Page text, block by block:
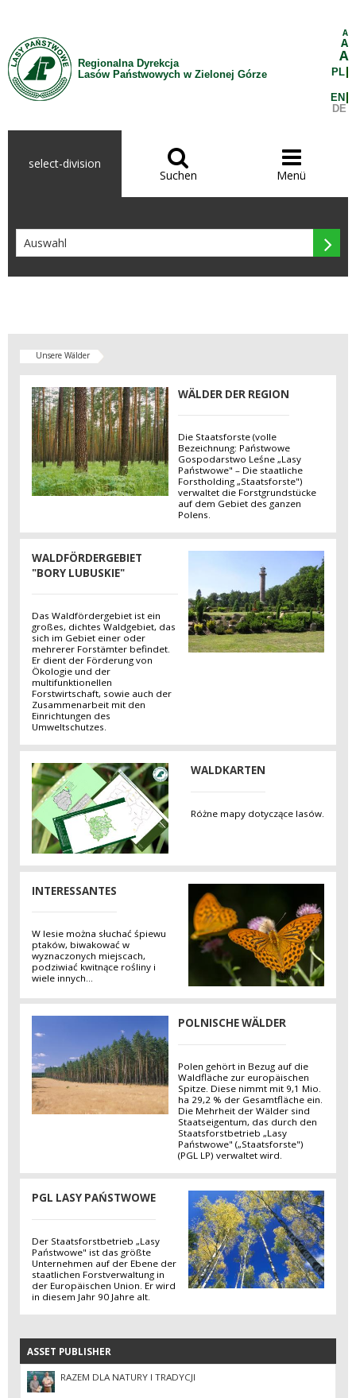
Regionalna Dyrekcja
Lasów Państwowych w Zielonej Górze
A
A
A
PL
EN
DE
select-division 
Suchen

Menü

Unsere Wälder
WÄLDER DER REGION
Die Staatsforste (volle
Bezeichnung: Państwowe
Gospodarstwo Leśne „Lasy
Państwowe" – Die staatliche
Forstholding „Staatsforste")
verwaltet die Forstgrundstücke
auf dem Gebiet des ganzen
Polens.
WALDFÖRDERGEBIET
"BORY LUBUSKIE"
Das Waldfördergebiet ist ein
großes, dichtes Waldgebiet, das
sich im Gebiet einer oder
mehrerer Forstämter befindet.
Er dient der Förderung von
Ökologie und der
multifunktionellen
Forstwirtschaft, sowie auch der
Zusammenarbeit mit den
Einrichtungen des
Umweltschutzes.
WALDKARTEN
Różne mapy dotyczące lasów.
INTERESSANTES
W lesie można słuchać śpiewu
ptaków, biwakować w
wyznaczonych miejscach,
podziwiać kwitnące rośliny i
wiele innych...
POLNISCHE WÄLDER
Polen gehört in Bezug auf die
Waldfläche zur europäischen
Spitze. Diese nimmt mit 9,1 Mio.
ha 29,2 % der Gesamtfläche ein.
Die Mehrheit der Wälder sind
Staatseigentum, das durch den
Staatsforstbetrieb „Lasy
Państwowe" („Staatsforste")
(PGL LP) verwaltet wird.
PGL LASY PAŃSTWOWE
Der Staatsforstbetrieb „Lasy
Państwowe" ist das größte
Unternehmen auf der Ebene der
staatlichen Forstverwaltung in
der Europäischen Union. Er wird
in diesem Jahr 90 Jahre alt.
ASSET PUBLISHER
ASSET PUBLISHER
RAZEM DLA NATURY I TRADYCJI